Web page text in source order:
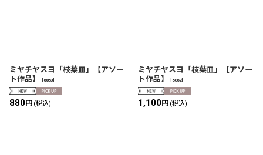
ミヤチヤスヨ「枝葉皿」【アソー
ト作品】
6863
880円 (税込)
ミヤチヤスヨ「枝葉皿」【アソー
ト作品】
6862]
1,100円 (税込)